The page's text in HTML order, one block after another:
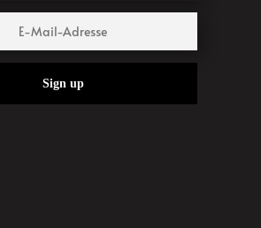
Sign up